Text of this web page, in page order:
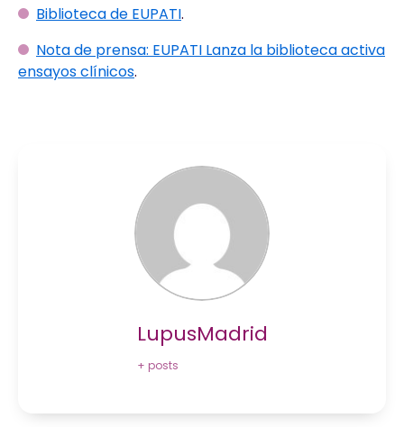
Biblioteca de EUPATI.
Nota de prensa: EUPATI Lanza la biblioteca activa
ensayos clínicos.
LupusMadrid
+ posts